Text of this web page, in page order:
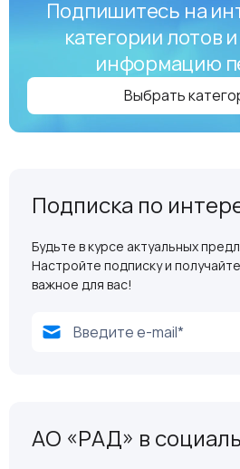
Подпишитесь на
категории лотов
информацию
Выбрать
Подписка по
Будьте в курсе актуальных
Настройте подписку и
важное для вас!
АО «РАД» в